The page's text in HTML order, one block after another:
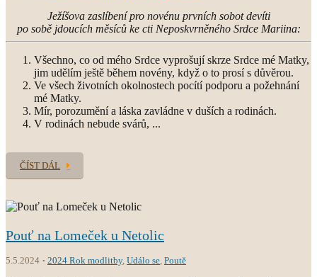
Ježíšova zaslíbení pro novénu prvních sobot devíti
po sobě jdoucích měsíců ke cti Neposkvrněného Srdce Mariina:
Všechno, co od mého Srdce vyprošují skrze Srdce mé Matky,
jim udělím ještě během novény, když o to prosí s důvěrou.
Ve všech životních okolnostech pocítí podporu a požehnání
mé Matky.
Mír, porozumění a láska zavládne v duších a rodinách.
V rodinách nebude svárů, ...
ČÍST DÁL
Pouť na Lomeček u Netolic
5.5.2024 2024 Rok modlitby, Událo se, Poutě